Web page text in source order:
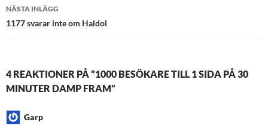
NÄSTA INLÄGG
1177 svarar inte om Haldol
4 REAKTIONER PÅ ”1000 BESÖKARE TILL 1 SIDA PÅ 30
MINUTER DAMP FRAM”
Garp